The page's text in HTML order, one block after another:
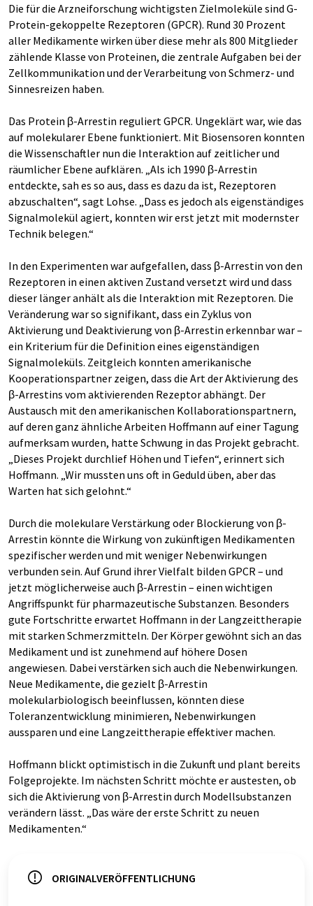
Die für die Arzneiforschung wichtigsten Zielmoleküle sind G-
Protein-gekoppelte Rezeptoren (GPCR). Rund 30 Prozent
aller Medikamente wirken über diese mehr als 800 Mitglieder
zählende Klasse von Proteinen, die zentrale Aufgaben bei der
Zellkommunikation und der Verarbeitung von Schmerz- und
Sinnesreizen haben.
Das Protein β-Arrestin reguliert GPCR. Ungeklärt war, wie das
auf molekularer Ebene funktioniert. Mit Biosensoren konnten
die Wissenschaftler nun die Interaktion auf zeitlicher und
räumlicher Ebene aufklären. „Als ich 1990 β-Arrestin
entdeckte, sah es so aus, dass es dazu da ist, Rezeptoren
abzuschalten“, sagt Lohse. „Dass es jedoch als eigenständiges
Signalmolekül agiert, konnten wir erst jetzt mit modernster
Technik belegen.“
In den Experimenten war aufgefallen, dass β-Arrestin von den
Rezeptoren in einen aktiven Zustand versetzt wird und dass
dieser länger anhält als die Interaktion mit Rezeptoren. Die
Veränderung war so signifikant, dass ein Zyklus von
Aktivierung und Deaktivierung von β-Arrestin erkennbar war –
ein Kriterium für die Definition eines eigenständigen
Signalmoleküls. Zeitgleich konnten amerikanische
Kooperationspartner zeigen, dass die Art der Aktivierung des
β-Arrestins vom aktivierenden Rezeptor abhängt. Der
Austausch mit den amerikanischen Kollaborationspartnern,
auf deren ganz ähnliche Arbeiten Hoffmann auf einer Tagung
aufmerksam wurden, hatte Schwung in das Projekt gebracht.
„Dieses Projekt durchlief Höhen und Tiefen“, erinnert sich
Hoffmann. „Wir mussten uns oft in Geduld üben, aber das
Warten hat sich gelohnt.“
Durch die molekulare Verstärkung oder Blockierung von β-
Arrestin könnte die Wirkung von zukünftigen Medikamenten
spezifischer werden und mit weniger Nebenwirkungen
verbunden sein. Auf Grund ihrer Vielfalt bilden GPCR – und
jetzt möglicherweise auch β-Arrestin – einen wichtigen
Angriffspunkt für pharmazeutische Substanzen. Besonders
gute Fortschritte erwartet Hoffmann in der Langzeittherapie
mit starken Schmerzmitteln. Der Körper gewöhnt sich an das
Medikament und ist zunehmend auf höhere Dosen
angewiesen. Dabei verstärken sich auch die Nebenwirkungen.
Neue Medikamente, die gezielt β-Arrestin
molekularbiologisch beeinflussen, könnten diese
Toleranzentwicklung minimieren, Nebenwirkungen
aussparen und eine Langzeittherapie effektiver machen.
Hoffmann blickt optimistisch in die Zukunft und plant bereits
Folgeprojekte. Im nächsten Schritt möchte er austesten, ob
sich die Aktivierung von β-Arrestin durch Modellsubstanzen
verändern lässt. „Das wäre der erste Schritt zu neuen
Medikamenten.“
ORIGINALVERÖFFENTLICHUNG